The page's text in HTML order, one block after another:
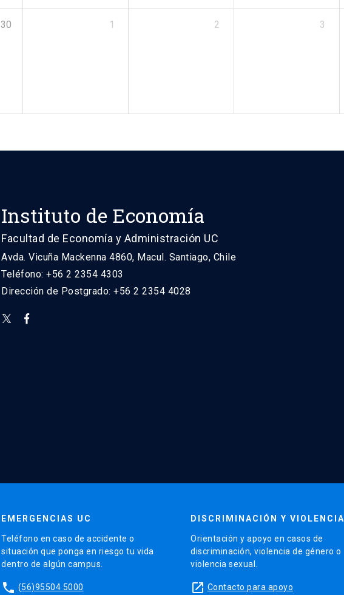
30 1 2 3
Instituto de Economía
Facultad de Economía y Administración UC
Avda. Vicuña Mackenna 4860, Macul. Santiago, Chile
Teléfono: +56 2 2354 4303
Dirección de Postgrado: +56 2 2354 4028
EMERGENCIAS UC
Teléfono en caso de accidente o
situación que ponga en riesgo tu vida
dentro de algún campus.
phone (56)95504 5000
DISCRIMINACIÓN Y VIOLENCIA
Orientación y apoyo en casos de
discriminación, violencia de género o
violencia sexual.
launch Contacto para apoyo